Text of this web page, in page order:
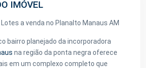
IMÓVEL
a venda no Planalto Manaus AM
bairro planejado da incorporadora
na região da ponta negra oferece
em um complexo completo que